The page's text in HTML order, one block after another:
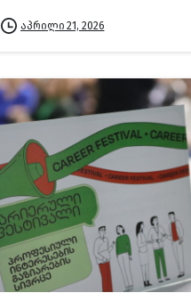
აპრილი 21, 2026